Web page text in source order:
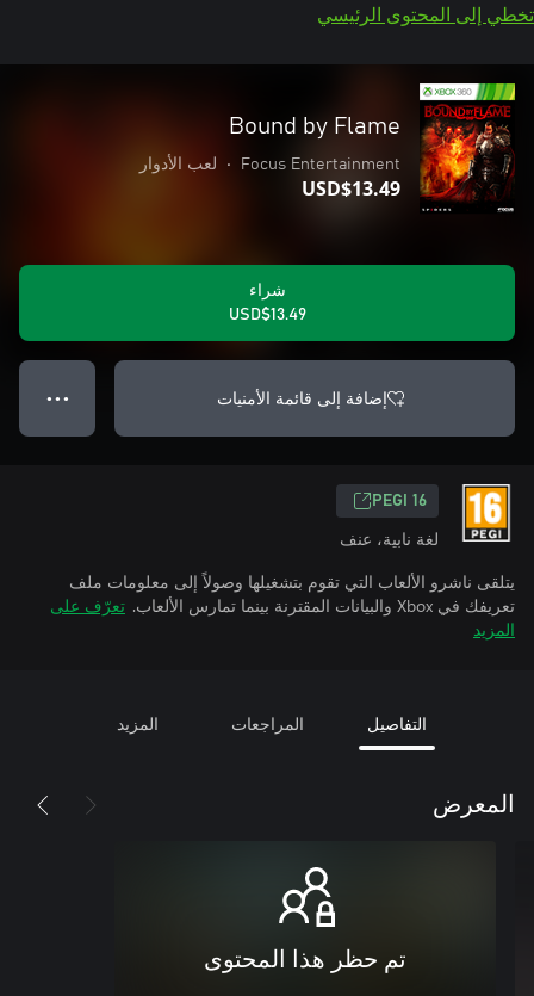
تخطي إلى المحتوى الرئيسي
Bound by Flame
Focus Entertainment
• لعب الأدوار
USD$13.49
شراء
USD$13.49
إضافة إلى قائمة الأمنيات ● ● ●
PEGI 16
لغة نابية، عنف
يتلقى ناشرو الألعاب التي تقوم بتشغيلها وصولاً إلى معلومات ملف
تعريفك في Xbox والبيانات المقترنة بينما تمارس الألعاب.
تعرّف على
المزيد
التفاصيل المراجعات المزيد
المعرض
تم حظر هذا المحتوى